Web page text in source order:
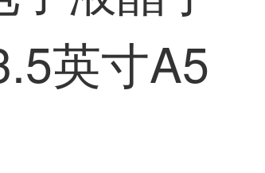
英寸A5